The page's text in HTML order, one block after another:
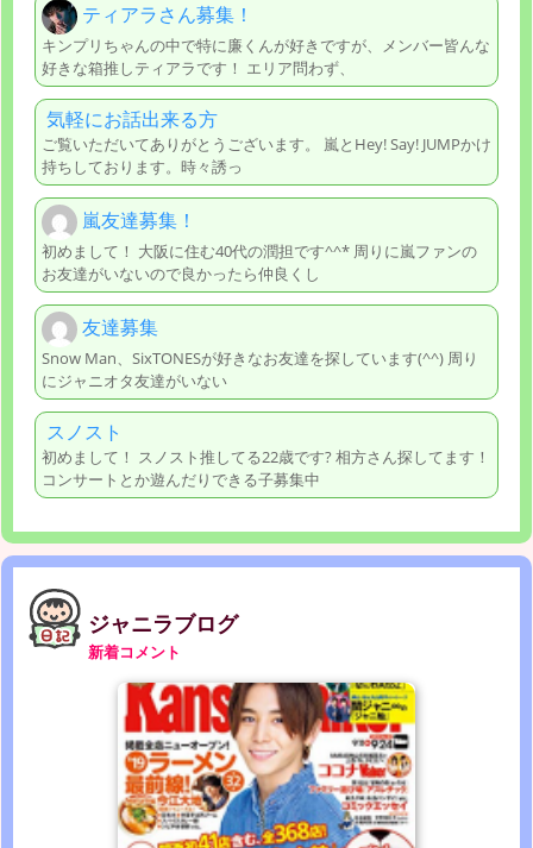
ティアラさん募集！
キンプリちゃんの中で特に廉くんが好きですが、メンバー皆んな
好きな箱推しティアラです！ エリア問わず、
気軽にお話出来る方
ご覧いただいてありがとうございます。 嵐とHey! Say! JUMPかけ
持ちしております。時々誘っ
嵐友達募集！
初めまして！ 大阪に住む40代の潤担です^^* 周りに嵐ファンの
お友達がいないので良かったら仲良くし
友達募集
Snow Man、SixTONESが好きなお友達を探しています(^^) 周り
にジャニオタ友達がいない
スノスト
初めまして！ スノスト推してる22歳です? 相方さん探してます！
コンサートとか遊んだりできる子募集中
ジャニラブログ
新着コメント